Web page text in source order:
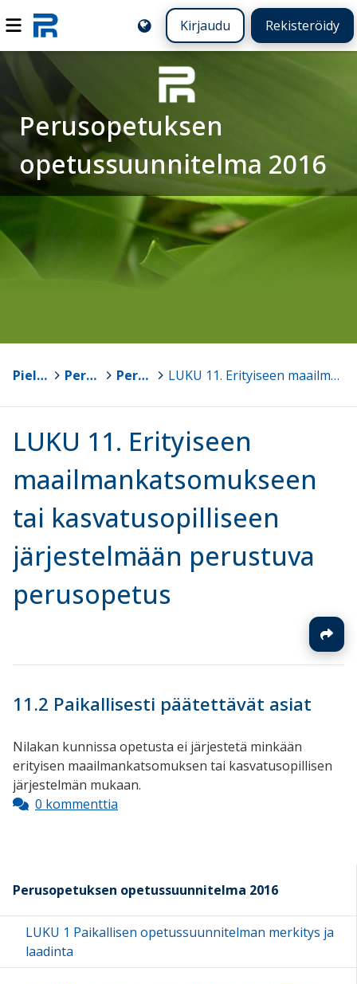
Kirjaudu Rekisteröidy
Perusopetuksen
opetussuunnitelma 2016
Pielavesi Perusopetus > Perusopetuksen opetussuunnitelma 2016 > LUKU 11. Erityiseen maailmankatsomukseen tai kasvatusopilliseen järjestelmään perustuva perusopetus
LUKU 11. Erityiseen
maailmankatsomukseen
tai kasvatusopilliseen
järjestelmään perustuva
perusopetus
11.2 Paikallisesti päätettävät asiat
Nilakan kunnissa opetusta ei järjestetä minkään
erityisen maailmankatsomuksen tai kasvatusopillisen
järjestelmän mukaan.
0 kommenttia
Perusopetuksen opetussuunnitelma 2016
LUKU 1 Paikallisen opetussuunnitelman merkitys ja
laadinta